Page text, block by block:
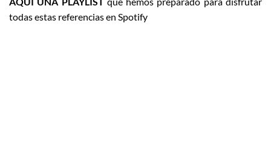
todas estas referencias en Spotify